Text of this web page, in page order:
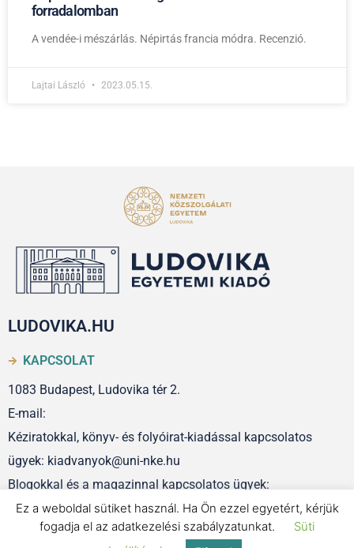
forradalomban
A vendée-i mészárlás. Népirtás francia módra. Recenzió.
Lajtai László 2023.05.15.
LUDOVIKA.HU
KAPCSOLAT
1083 Budapest, Ludovika tér 2.
E-mail:
Kéziratokkal, könyv- és folyóirat-kiadással kapcsolatos
ügyek: kiadvanyok@uni-nke.hu
Blogokkal és a magazinnal kapcsolatos ügyek:
szerkesztoseg@uni-nke.hu
Ez a weboldal sütiket használ. Ha Ön ezzel egyetért, kérjük
fogadja el az adatkezelési szabályzatunkat.
Süti